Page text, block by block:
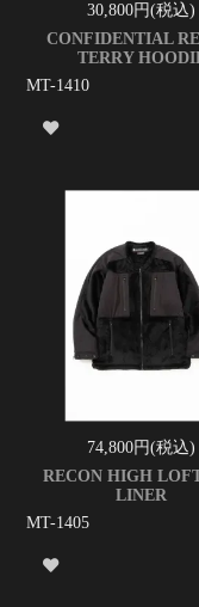
30,800円(税込)
CONFIDENTIAL
TERRY
MT-1410
74,800円(税込)
RECON HIGH
LINER
MT-1405